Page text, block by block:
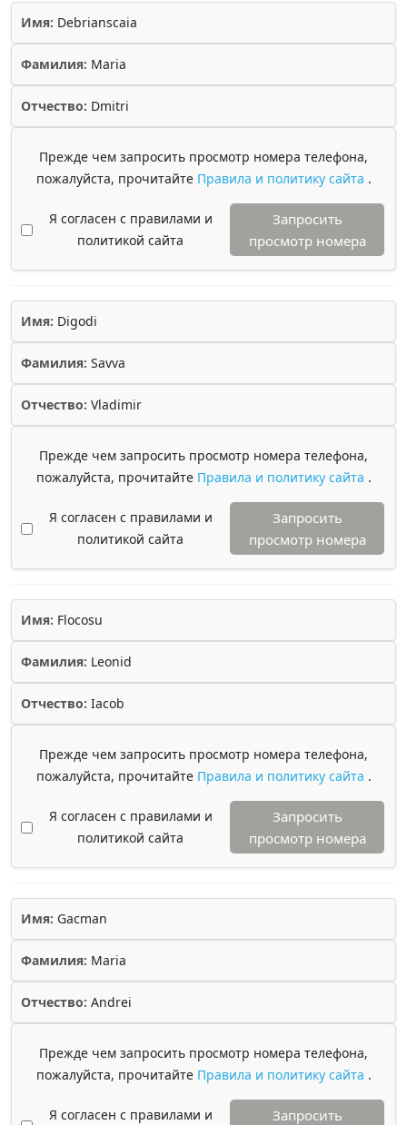
Имя: Debrianscaia
Фамилия: Maria
Отчество: Dmitri
Прежде чем запросить просмотр номера телефона,
пожалуйста, прочитайте Правила и политику сайта .
Я согласен с правилами и
политикой сайта
Запросить
просмотр номера
Имя: Digodi
Фамилия: Savva
Отчество: Vladimir
Прежде чем запросить просмотр номера телефона,
пожалуйста, прочитайте Правила и политику сайта .
Я согласен с правилами и
политикой сайта
Запросить
просмотр номера
Имя: Flocosu
Фамилия: Leonid
Отчество: Iacob
Прежде чем запросить просмотр номера телефона,
пожалуйста, прочитайте Правила и политику сайта .
Я согласен с правилами и
политикой сайта
Запросить
просмотр номера
Имя: Gacman
Фамилия: Maria
Отчество: Andrei
Прежде чем запросить просмотр номера телефона,
пожалуйста, прочитайте Правила и политику сайта .
Я согласен с правилами и
Запросить